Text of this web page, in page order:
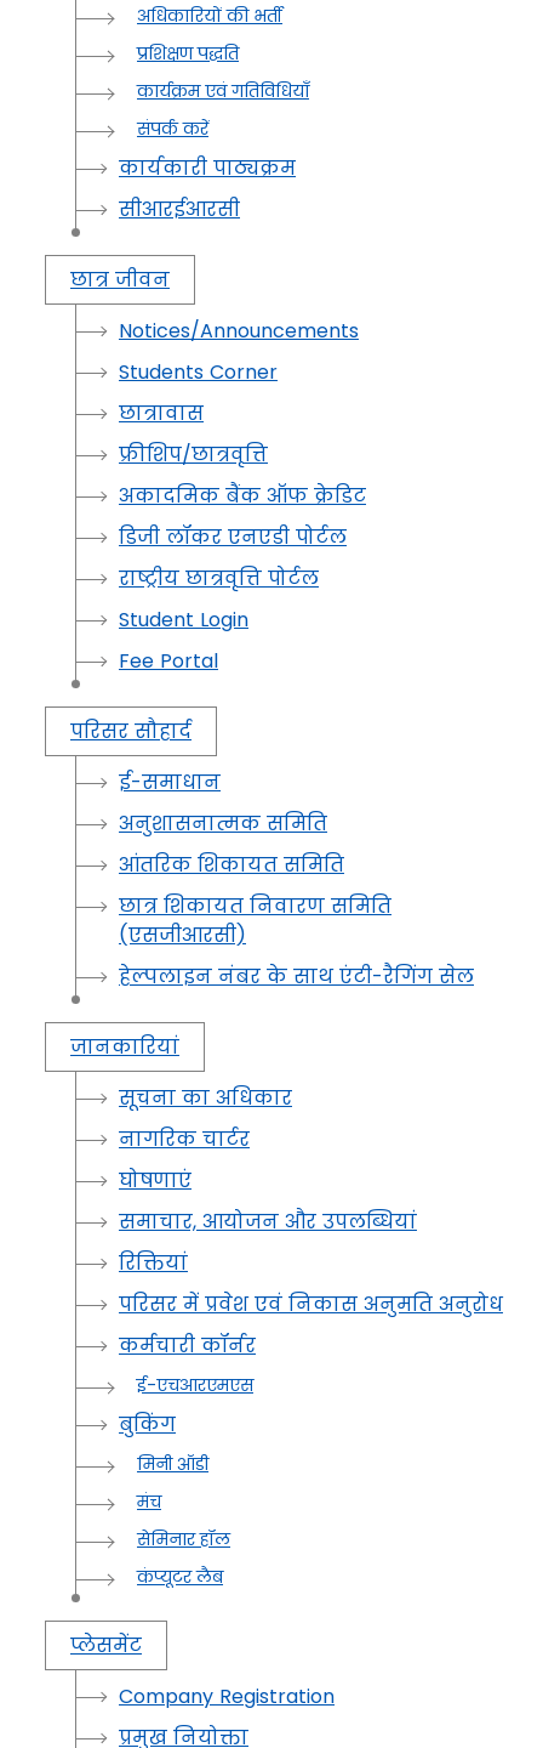
अधिकारियों की भर्ती
प्रशिक्षण पद्धति
कार्यक्रम एवं गतिविधियाँ
संपर्क करें
कार्यकारी पाठ्यक्रम
सीआरईआरसी
छात्र जीवन
Notices/Announcements
Students Corner
छात्रावास
फ्रीशिप/छात्रवृत्ति
अकादमिक बैंक ऑफ क्रेडिट
डिजी लॉकर एनएडी पोर्टल
राष्ट्रीय छात्रवृत्ति पोर्टल
Student Login
Fee Portal
परिसर सौहार्द
ई-समाधान
अनुशासनात्मक समिति
आंतरिक शिकायत समिति
छात्र शिकायत निवारण समिति
(एसजीआरसी)
हेल्पलाइन नंबर के साथ एंटी-रैगिंग सेल
जानकारियां
सूचना का अधिकार
नागरिक चार्टर
घोषणाएं
समाचार, आयोजन और उपलब्धियां
रिक्तियां
परिसर में प्रवेश एवं निकास अनुमति अनुरोध
कर्मचारी कॉर्नर
ई-एचआरएमएस
बुकिंग
मिनी ऑडी
मंच
सेमिनार हॉल
कंप्यूटर लैब
प्लेसमेंट
Company Registration
प्रमुख नियोक्ता